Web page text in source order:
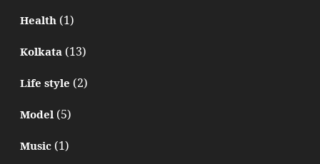
Health(1)
Kolkata(13)
Life style (2)
Model(5)
Music(1)